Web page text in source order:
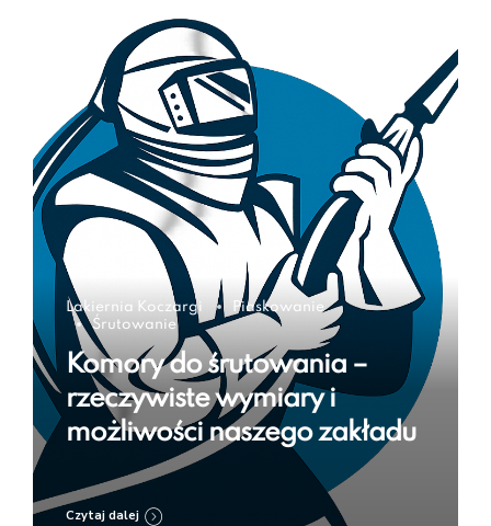
Lakiernia Koczargi
Piaskowanie
Śrutowanie
Komory do śrutowania –
rzeczywiste wymiary i
możliwości naszego zakładu
Czytaj dalej